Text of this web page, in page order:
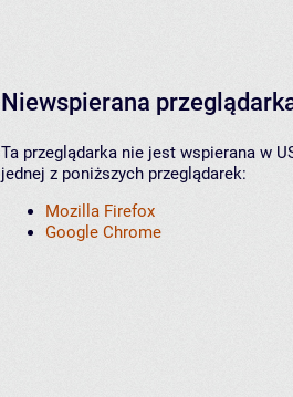
Niewspierana
Ta przeglądarka nie jest wspierana w
jednej z poniższych przeglądarek:
Mozilla Firefox
Google Chrome